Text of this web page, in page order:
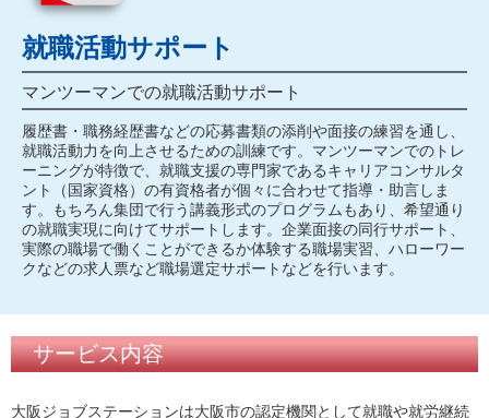
就職活動サポート
マンツーマンでの就職活動サポート
履歴書・職務経歴書などの応募書類の添削や⾯接の練習を通し、
就職活動⼒を向上させるための訓練です。マンツーマンでのトレ
ーニングが特徴で、就職⽀援の専⾨家であるキャリアコンサルタ
ント（国家資格）の有資格者が個々に合わせて指導・助⾔しま
す。もちろん集団で⾏う講義形式のプログラムもあり、希望通り
の就職実現に向けてサポートします。企業⾯接の同⾏サポート、
実際の職場で働くことができるか体験する職場実習、ハローワー
クなどの求⼈票など職場選定サポートなどを⾏います。
サービス内容
大阪ジョブステーションは大阪市の認定機関として就職や就労継続